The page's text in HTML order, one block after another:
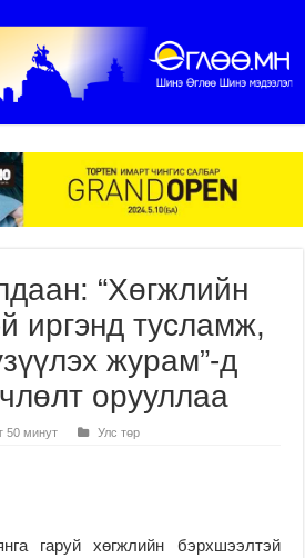
“Хөгжлийн
иргэнд тусламж,
журам”-д
орууллаа
50 минут Улс төр
гаруй хөгжлийн бэрхшээлтэй